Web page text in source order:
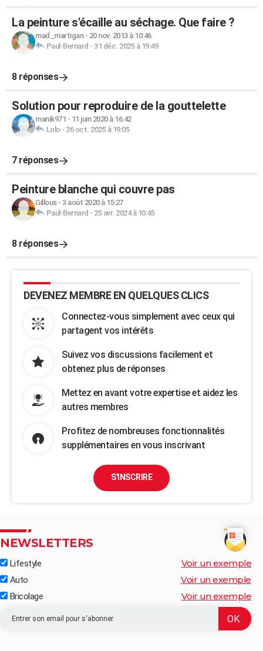
La peinture s'écaille au séchage. Que faire ?
mad_martigan- 20 nov. 2013 à 10:46
Paul-Bernard - 31 déc. 2025 à 19:49
8 réponses
Solution pour reproduire de la gouttelette
manik971 - 11 juin 2020 à 16:42
Lolo- 26 oct. 2025 à 19:05
7 réponses
Peinture blanche qui couvre pas
Gillous- 3 août 2020 à 15:27
Paul-Bernard - 25 avr. 2024 à 10:45
8 réponses
DEVENEZ MEMBRE EN QUELQUES CLICS
Connectez-vous simplement avec ceux qui
partagent vos intérêts
Suivez vos discussions facilement et
obtenez plus de réponses
Mettez en avant votre expertise et aidez les
autres membres
Profitez de nombreuses fonctionnalités
supplémentaires en vous inscrivant
S'INSCRIRE
NEWSLETTERS
Lifestyle Voir un exemple
Auto Voir un exemple
Bricolage Voir un exemple